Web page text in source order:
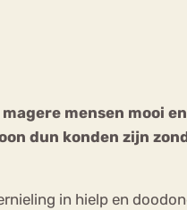
mensen mooi
dun konden zijn
in hielp en